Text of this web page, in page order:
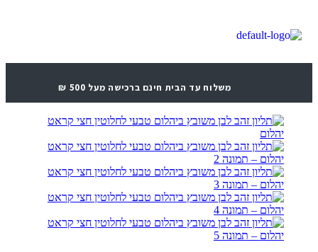
משלוח עד הבית חינם ברכישה מעל 500 ₪